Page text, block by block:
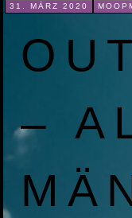
31. MÄRZ 2020
–